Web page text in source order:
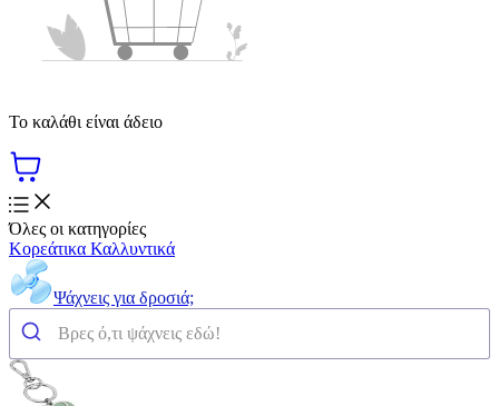
Το καλάθι είναι άδειο
Όλες οι κατηγορίες
Κορεάτικα Καλλυντικά
Ψάχνεις για δροσιά;